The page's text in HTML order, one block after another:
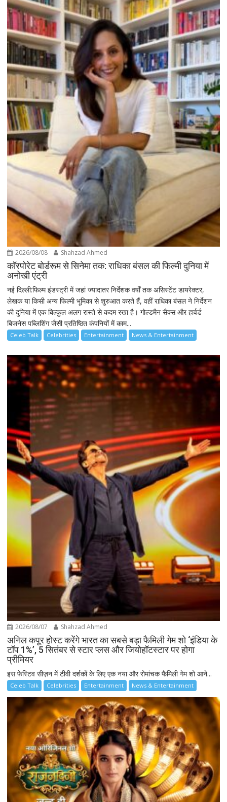
2026/08/08 Shahzad Ahmed
कॉरपोरेट बोर्डरूम से सिनेमा तक: राधिका बंसल की फिल्मी दुनिया में
अनोखी एंट्री
नई दिल्ली:फिल्म इंडस्ट्री में जहां ज्यादातर निर्देशक वर्षों तक असिस्टेंट डायरेक्टर,
लेखक या किसी अन्य फिल्मी भूमिका से शुरुआत करते हैं, वहीं राधिका बंसल ने निर्देशन
की दुनिया में एक बिल्कुल अलग रास्ते से कदम रखा है। गोल्डमैन सैक्स और हार्वर्ड
बिजनेस पब्लिशिंग जैसी प्रतिष्ठित कंपनियों में काम...
Celeb Talk Celebrities Entertainment News & Entertainment
2026/08/07 Shahzad Ahmed
अनिल कपूर होस्ट करेंगे भारत का सबसे बड़ा फैमिली गेम शो ‘इंडिया के
टॉप 1%’, 5 सितंबर से स्टार प्लस और जियोहॉटस्टार पर होगा
प्रीमियर
इस फेस्टिव सीज़न में टीवी दर्शकों के लिए एक नया और रोमांचक फैमिली गेम शो आने...
Celeb Talk Celebrities Entertainment News & Entertainment